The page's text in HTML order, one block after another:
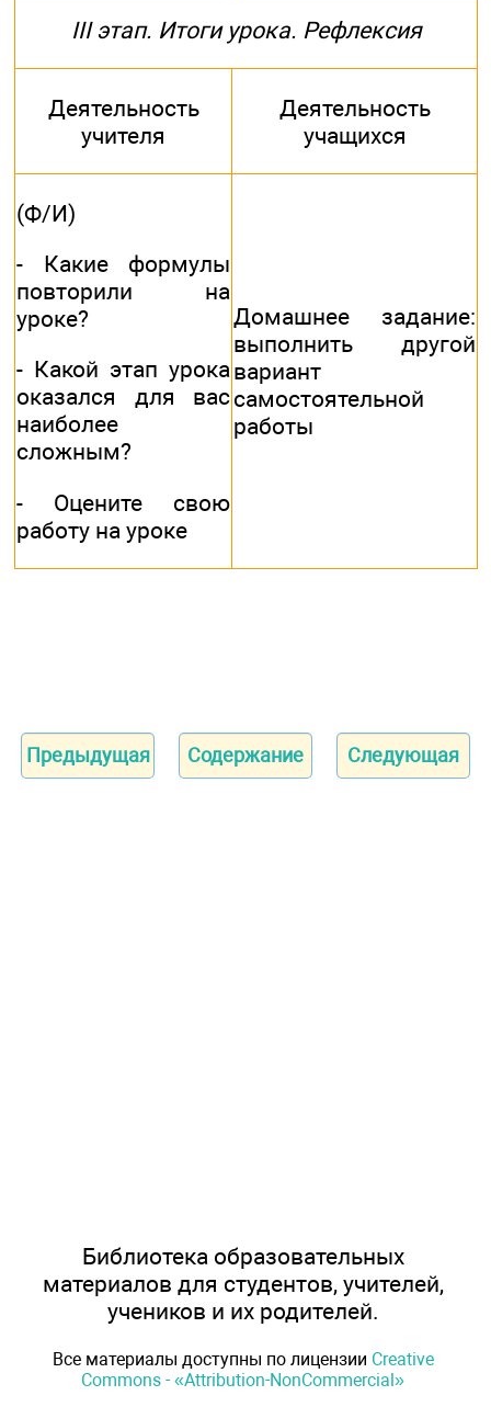
III этап. Итоги урока. Рефлексия
Деятельность
учителя
Деятельность
учащихся
(Ф/И)
- Какие формулы
повторили на
уроке?
- Какой этап урока
оказался для вас
наиболее
сложным?
- Оцените свою
работу на уроке
Домашнее задание:
выполнить другой
вариант
самостоятельной
работы
Предыдущая Содержание Следующая
Библиотека образовательных
материалов для студентов, учителей,
учеников и их родителей.
Все материалы доступны по лицензии Creative
Commons - «Attribution-NonCommercial»